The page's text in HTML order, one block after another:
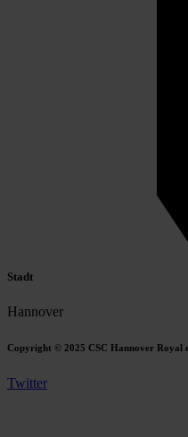
Stadt
Hannover
Copyright © 2025 CSC Hannover Royal
Twitter